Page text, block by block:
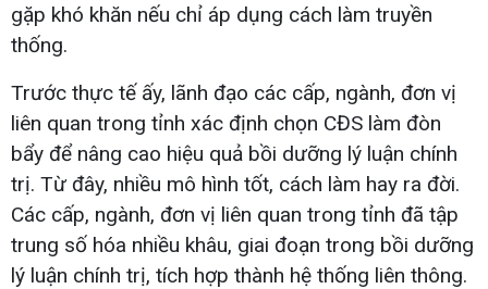
gặp khó khăn nếu chỉ áp dụng cách làm truyền
thống.
Trước thực tế ấy, lãnh đạo các cấp, ngành, đơn vị
liên quan trong tỉnh xác định chọn CĐS làm đòn
bẩy để nâng cao hiệu quả bồi dưỡng lý luận chính
trị. Từ đây, nhiều mô hình tốt, cách làm hay ra đời.
Các cấp, ngành, đơn vị liên quan trong tỉnh đã tập
trung số hóa nhiều khâu, giai đoạn trong bồi dưỡng
lý luận chính trị, tích hợp thành hệ thống liên thông.